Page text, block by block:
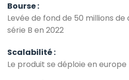
Bourse :
Levée de fond de 50 millions de
série B en 2022
Scalabilité :
Le produit se déploie en